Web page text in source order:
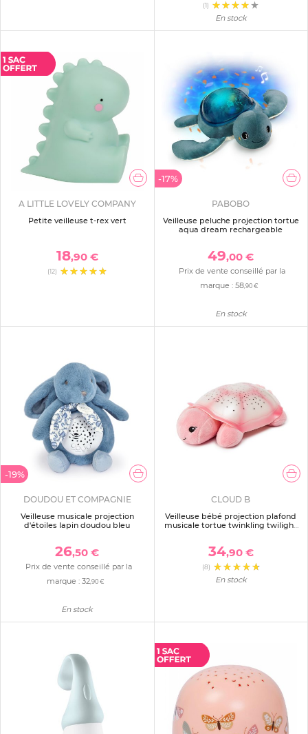
(1)
En stock
A LITTLE LOVELY COMPANY
Petite veilleuse t-rex vert
18,90 €
(12)
-17%
PABOBO
Veilleuse peluche projection tortue
aqua dream rechargeable
49,00 €
Prix de vente conseillé par la
marque :58 ,90 €
En stock
-19%
DOUDOU ET COMPAGNIE
Veilleuse musicale projection
d'étoiles lapin doudou bleu
26,50 €
Prix de vente conseillé par la
marque :32 ,90 €
En stock
CLOUD B
Veilleuse bébé projection plafond
musicale tortue twinkling twilight
34,90 €
(8)
En stock